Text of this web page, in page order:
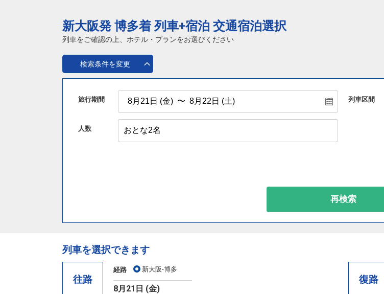
新大阪発 博多着 列車+宿泊 交通宿泊選択
列車をご確認の上、ホテル・プランをお選びください
検索条件を変更
旅行期間
人数
列車区間
再検索
列車を選択できます
往路
経路 新大阪-博多
8月21日 (金)
復路